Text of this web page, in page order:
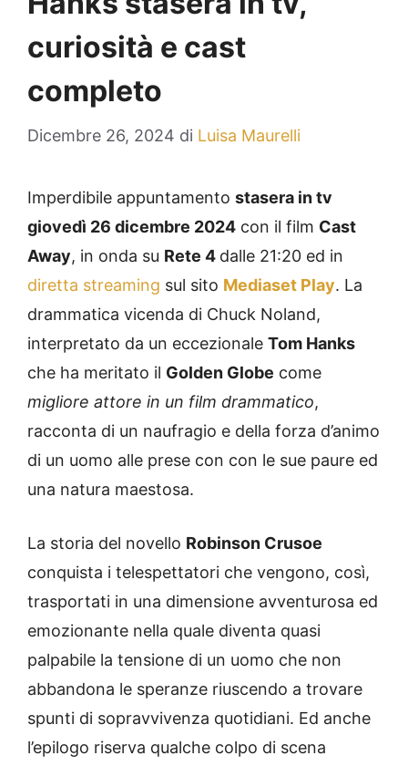
curiosità e cast
completo
Dicembre 26, 2024 di Luisa Maurelli
Imperdibile appuntamento stasera in tv
giovedì 26 dicembre 2024 con il film Cast
Away, in onda su Rete 4 dalle 21:20 ed in
diretta streaming sul sito Mediaset Play. La
drammatica vicenda di Chuck Noland,
interpretato da un eccezionale Tom Hanks
che ha meritato il Golden Globe come
migliore attore in un film drammatico,
racconta di un naufragio e della forza d’animo
di un uomo alle prese con con le sue paure ed
una natura maestosa.
La storia del novello Robinson Crusoe
conquista i telespettatori che vengono, così,
trasportati in una dimensione avventurosa ed
emozionante nella quale diventa quasi
palpabile la tensione di un uomo che non
abbandona le speranze riuscendo a trovare
spunti di sopravvivenza quotidiani. Ed anche
l’epilogo riserva qualche colpo di scena